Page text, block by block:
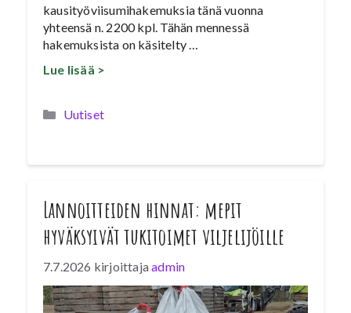
kausityöviisumihakemuksia tänä vuonna
yhteensä n. 2200 kpl. Tähän mennessä
hakemuksista on käsitelty …
Lue lisää >
Kategoriat
Uutiset
Lannoitteiden hinnat: mepit
hyväksyivät tukitoimet viljelijöille
7.7.2026 kirjoittajaadmin